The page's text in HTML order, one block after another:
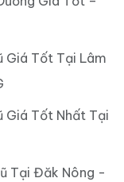
Giá Tốt Tại Lâm
Giá Tốt Nhất Tại
Tại Đăk Nông -